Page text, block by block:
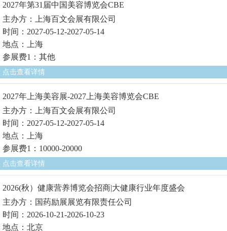
2027年第31届中国美容博览会CBE
主办方：上海百文会展有限公司
时间：2027-05-12-2027-05-14
地点：上海
参展费1：其他
点击查看详情
2027年上海美容展-2027上海美容博览会CBE
主办方：上海百文会展有限公司
时间：2027-05-12-2027-05-14
地点：上海
参展费1：10000-20000
点击查看详情
2026(秋）健康营养博览会招商|大健康行业年度盛会
主办方：国药励展展览有限责任公司
时间：2026-10-21-2026-10-23
地点：北京